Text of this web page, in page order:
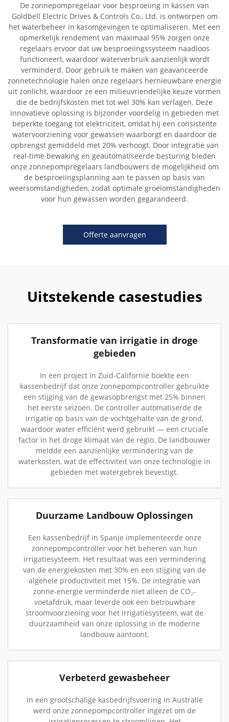
De zonnepompregelaar voor besproeiing in kassen van
Goldbell Electric Drives & Controls Co., Ltd. is ontworpen om
het waterbeheer in kasomgevingen te optimaliseren. Met een
opmerkelijk rendement van maximaal 95% zorgen onze
regelaars ervoor dat uw besproeiingssysteem naadloos
functioneert, waardoor waterverbruik aanzienlijk wordt
verminderd. Door gebruik te maken van geavanceerde
zonnetechnologie halen onze regelaars hernieuwbare energie
uit zonlicht, waardoor ze een milieuvriendelijke keuze vormen
die de bedrijfskosten met tot wel 30% kan verlagen. Deze
innovatieve oplossing is bijzonder voordelig in gebieden met
beperkte toegang tot elektriciteit, omdat hij een consistente
watervoorziening voor gewassen waarborgt en daardoor de
opbrengst gemiddeld met 20% verhoogt. Door integratie van
real-time bewaking en geautomatiseerde besturing bieden
onze zonnepompregelaars landbouwers de mogelijkheid om
de besproeiingsplanning aan te passen op basis van
weersomstandigheden, zodat optimale groeiomstandigheden
voor hun gewassen worden gegarandeerd.
Offerte aanvragen
Uitstekende casestudies
Transformatie van irrigatie in droge
gebieden
In een project in Zuid-Californië boekte een
kassenbedrijf dat onze zonnepompcontroller gebruikte
een stijging van de gewasopbrengst met 25% binnen
het eerste seizoen. De controller automatiserde de
irrigatie op basis van de vochtgehalte van de grond,
waardoor water efficiënt werd gebruikt — een cruciale
factor in het droge klimaat van de regio. De landbouwer
meldde een aanzienlijke vermindering van de
waterkosten, wat de effectiviteit van onze technologie in
gebieden met watergebrek bevestigt.
Duurzame Landbouw Oplossingen
Een kassenbedrijf in Spanje implementeerde onze
zonnepompcontroller voor het beheren van hun
irrigatiesysteem. Het resultaat was een vermindering
van de energiekosten met 30% en een stijging van de
algehele productiviteit met 15%. De integratie van
zonne-energie verminderde niet alleen de CO₂-
voetafdruk, maar leverde ook een betrouwbare
stroomvoorziening voor het irrigatiesysteem, wat de
duurzaamheid van onze oplossing in de moderne
landbouw aantoont.
Verbeterd gewasbeheer
In een grootschalige kasbedrijfsvoering in Australië
werd onze zonnepompcontroller ingezet om de